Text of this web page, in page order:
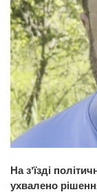
На зʼїзді
ухвалено